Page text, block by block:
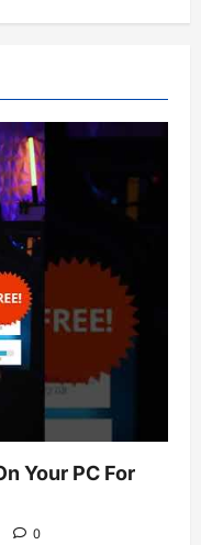
Your PC For
0